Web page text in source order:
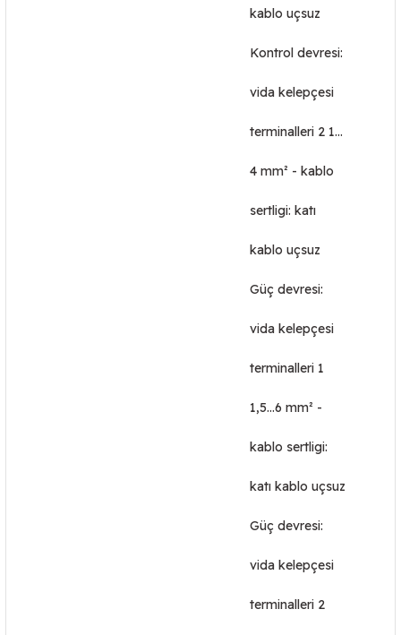
kablo uçsuz
Kontrol devresi:
vida kelepçesi
terminalleri 2 1…
4 mm² - kablo
sertligi: katı
kablo uçsuz
Güç devresi:
vida kelepçesi
terminalleri 1
1,5…6 mm² -
kablo sertligi:
katı kablo uçsuz
Güç devresi:
vida kelepçesi
terminalleri 2